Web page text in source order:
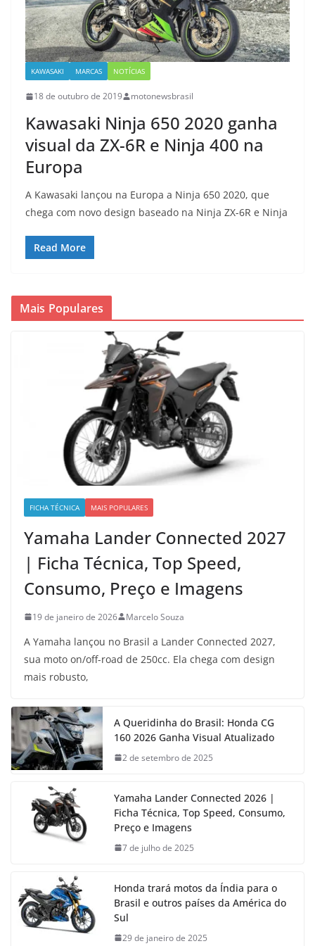
KAWASAKI MARCAS NOTÍCIAS
18 de outubro de 2019 motonewsbrasil
Kawasaki Ninja 650 2020 ganha
visual da ZX-6R e Ninja 400 na
Europa
A Kawasaki lançou na Europa a Ninja 650 2020, que
chega com novo design baseado na Ninja ZX-6R e Ninja
Read More
Mais Populares
FICHA TÉCNICA MAIS POPULARES
Yamaha Lander Connected 2027
| Ficha Técnica, Top Speed,
Consumo, Preço e Imagens
19 de janeiro de 2026 Marcelo Souza
A Yamaha lançou no Brasil a Lander Connected 2027,
sua moto on/off-road de 250cc. Ela chega com design
mais robusto,
A Queridinha do Brasil: Honda CG
160 2026 Ganha Visual Atualizado
2 de setembro de 2025
Yamaha Lander Connected 2026 |
Ficha Técnica, Top Speed, Consumo,
Preço e Imagens
7 de julho de 2025
Honda trará motos da Índia para o
Brasil e outros países da América do
Sul
29 de janeiro de 2025